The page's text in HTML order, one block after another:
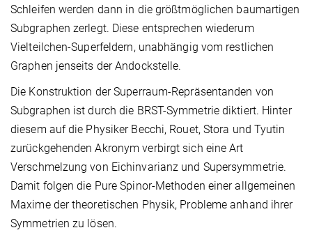
Schleifen werden dann in die größtmöglichen baumartigen
Subgraphen zerlegt. Diese entsprechen wiederum
Vielteilchen-Superfeldern, unabhängig vom restlichen
Graphen jenseits der Andockstelle.
Die Konstruktion der Superraum-Repräsentanden von
Subgraphen ist durch die BRST-Symmetrie diktiert. Hinter
diesem auf die Physiker Becchi, Rouet, Stora und Tyutin
zurückgehenden Akronym verbirgt sich eine Art
Verschmelzung von Eichinvarianz und Supersymmetrie.
Damit folgen die Pure Spinor-Methoden einer allgemeinen
Maxime der theoretischen Physik, Probleme anhand ihrer
Symmetrien zu lösen.